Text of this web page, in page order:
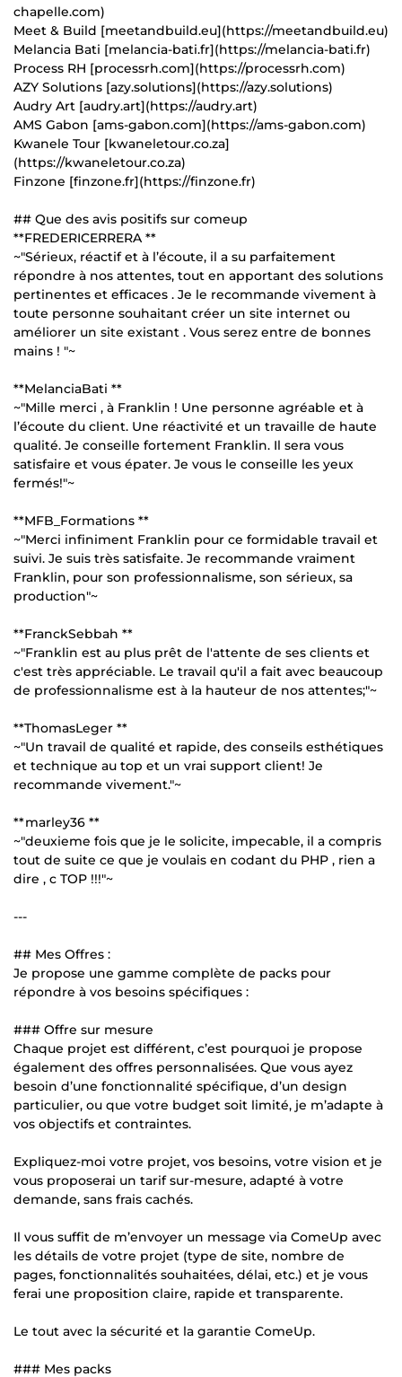
chapelle.com)
Meet & Build [meetandbuild.eu](https://meetandbuild.eu)
Melancia Bati [melancia-bati.fr](https://melancia-bati.fr)
Process RH [processrh.com](https://processrh.com)
AZY Solutions [azy.solutions](https://azy.solutions)
Audry Art [audry.art](https://audry.art)
AMS Gabon [ams-gabon.com](https://ams-gabon.com)
Kwanele Tour [kwaneletour.co.za]
(https://kwaneletour.co.za)
Finzone [finzone.fr](https://finzone.fr)
## Que des avis positifs sur comeup
**FREDERICERRERA **
~"Sérieux, réactif et à l’écoute, il a su parfaitement
répondre à nos attentes, tout en apportant des solutions
pertinentes et efficaces . Je le recommande vivement à
toute personne souhaitant créer un site internet ou
améliorer un site existant . Vous serez entre de bonnes
mains ! "~
**MelanciaBati **
~"Mille merci , à Franklin ! Une personne agréable et à
l’écoute du client. Une réactivité et un travaille de haute
qualité. Je conseille fortement Franklin. Il sera vous
satisfaire et vous épater. Je vous le conseille les yeux
fermés!"~
**MFB_Formations **
~"Merci infiniment Franklin pour ce formidable travail et
suivi. Je suis très satisfaite. Je recommande vraiment
Franklin, pour son professionnalisme, son sérieux, sa
production"~
**FranckSebbah **
~"Franklin est au plus prêt de l'attente de ses clients et
c'est très appréciable. Le travail qu'il a fait avec beaucoup
de professionnalisme est à la hauteur de nos attentes;"~
**ThomasLeger **
~"Un travail de qualité et rapide, des conseils esthétiques
et technique au top et un vrai support client! Je
recommande vivement."~
**marley36 **
~"deuxieme fois que je le solicite, impecable, il a compris
tout de suite ce que je voulais en codant du PHP , rien a
dire , c TOP !!!"~
---
## Mes Offres :
Je propose une gamme complète de packs pour
répondre à vos besoins spécifiques :
### Offre sur mesure
Chaque projet est différent, c’est pourquoi je propose
également des offres personnalisées. Que vous ayez
besoin d’une fonctionnalité spécifique, d’un design
particulier, ou que votre budget soit limité, je m’adapte à
vos objectifs et contraintes.
Expliquez-moi votre projet, vos besoins, votre vision et je
vous proposerai un tarif sur-mesure, adapté à votre
demande, sans frais cachés.
Il vous suffit de m’envoyer un message via ComeUp avec
les détails de votre projet (type de site, nombre de
pages, fonctionnalités souhaitées, délai, etc.) et je vous
ferai une proposition claire, rapide et transparente.
Le tout avec la sécurité et la garantie ComeUp.
### Mes packs